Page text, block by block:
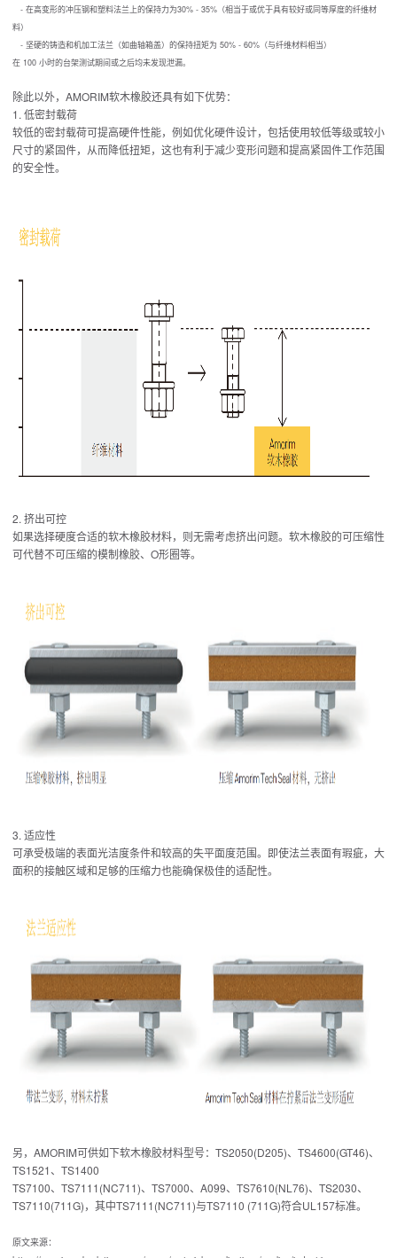
- 在高变形的冲压钢和塑料法兰上的保持力为30% - 35%（相当于或优于具有较好或同等厚度的纤维材
料）
- 坚硬的铸造和机加工法兰（如曲轴箱盖）的保持扭矩为 50% - 60%（与纤维材料相当）
在 100 小时的台架测试期间或之后均未发现泄漏。
除此以外，AMORIM软木橡胶还具有如下优势：
1. 低密封载荷
较低的密封载荷可提高硬件性能，例如优化硬件设计，包括使用较低等级或较小
尺寸的紧固件，从而降低扭矩，这也有利于减少变形问题和提高紧固件工作范围
的安全性。
2. 挤出可控
如果选择硬度合适的软木橡胶材料，则无需考虑挤出问题。软木橡胶的可压缩性
可代替不可压缩的模制橡胶、O形圈等。
3. 适应性
可承受极端的表面光洁度条件和较高的失平面度范围。即使法兰表面有瑕疵，大
面积的接触区域和足够的压缩力也能确保极佳的适配性。
另，AMORIM可供如下软木橡胶材料型号：TS2050(D205)、TS4600(GT46)、
TS1521、TS1400
TS7100、TS7111(NC711)、TS7000、A099、TS7610(NL76)、TS2030、
TS7110(711G)，其中TS7111(NC711)与TS7110 (711G)符合UL157标准。
原文来源：